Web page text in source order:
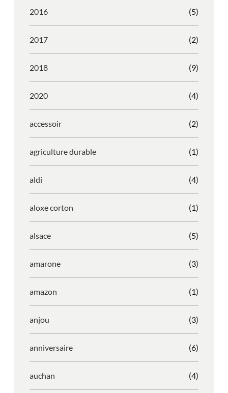
2016 (5)
2017 (2)
2018 (9)
2020 (4)
accessoir (2)
agriculture durable (1)
aldi (4)
aloxe corton (1)
alsace (5)
amarone (3)
amazon (1)
anjou (3)
anniversaire (6)
auchan (4)